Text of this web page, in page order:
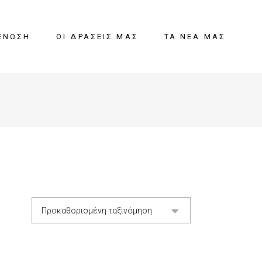
ΟΙ ΔΡΆΣΕΙΣ ΜΑΣ ΤΑ ΝΈΑ ΜΑΣ
Προκαθορισμένη ταξινόμηση